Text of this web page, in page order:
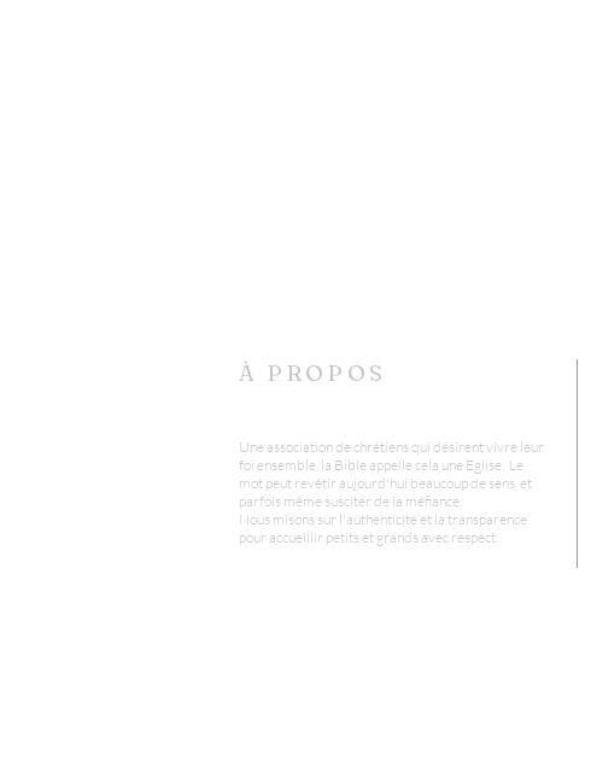
À PROPOS
Une association de chrétiens qui désirent vivre leur
foi ensemble, la Bible appelle cela une Eglise. Le
mot peut revêtir aujourd'hui beaucoup de sens et
parfois même susciter de la méfiance.
Nous misons sur l'authenticité et la transparence
pour accueillir petits et grands avec respect.